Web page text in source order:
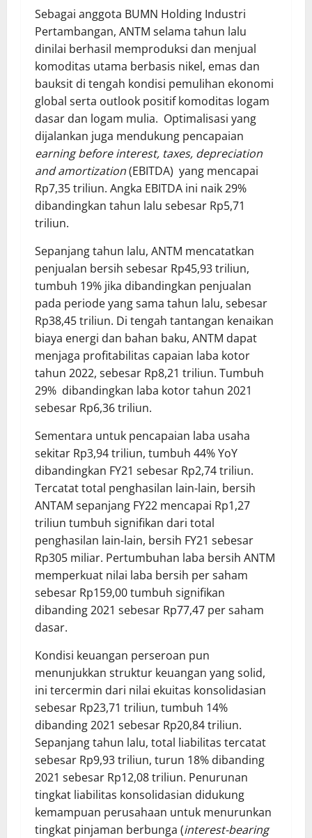
Sebagai anggota BUMN Holding Industri
Pertambangan, ANTM selama tahun lalu
dinilai berhasil memproduksi dan menjual
komoditas utama berbasis nikel, emas dan
bauksit di tengah kondisi pemulihan ekonomi
global serta outlook positif komoditas logam
dasar dan logam mulia. Optimalisasi yang
dijalankan juga mendukung pencapaian
earning before interest, taxes, depreciation
and amortization(EBITDA) yang mencapai
Rp7,35 triliun. Angka EBITDA ini naik 29%
dibandingkan tahun lalu sebesar Rp5,71
triliun.
Sepanjang tahun lalu, ANTM mencatatkan
penjualan bersih sebesar Rp45,93 triliun,
tumbuh 19% jika dibandingkan penjualan
pada periode yang sama tahun lalu, sebesar
Rp38,45 triliun. Di tengah tantangan kenaikan
biaya energi dan bahan baku, ANTM dapat
menjaga profitabilitas capaian laba kotor
tahun 2022, sebesar Rp8,21 triliun. Tumbuh
29% dibandingkan laba kotor tahun 2021
sebesar Rp6,36 triliun.
Sementara untuk pencapaian laba usaha
sekitar Rp3,94 triliun, tumbuh 44% YoY
dibandingkan FY21 sebesar Rp2,74 triliun.
Tercatat total penghasilan lain-lain, bersih
ANTAM sepanjang FY22 mencapai Rp1,27
triliun tumbuh signifikan dari total
penghasilan lain-lain, bersih FY21 sebesar
Rp305 miliar. Pertumbuhan laba bersih ANTM
memperkuat nilai laba bersih per saham
sebesar Rp159,00 tumbuh signifikan
dibanding 2021 sebesar Rp77,47 per saham
dasar.
Kondisi keuangan perseroan pun
menunjukkan struktur keuangan yang solid,
ini tercermin dari nilai ekuitas konsolidasian
sebesar Rp23,71 triliun, tumbuh 14%
dibanding 2021 sebesar Rp20,84 triliun.
Sepanjang tahun lalu, total liabilitas tercatat
sebesar Rp9,93 triliun, turun 18% dibanding
2021 sebesar Rp12,08 triliun. Penurunan
tingkat liabilitas konsolidasian didukung
kemampuan perusahaan untuk menurunkan
tingkat pinjaman berbunga (interest-bearing